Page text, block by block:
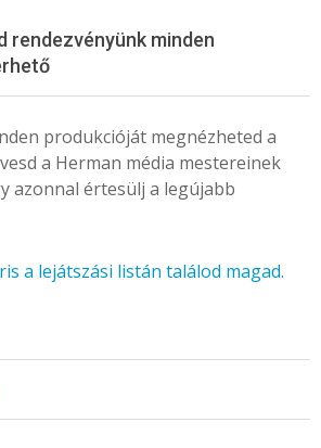
rendezvényünk minden
produkcióját megnézheted a
a Herman média mestereinek
azonnal értesülj a legújabb
a lejátszási listán találod magad.